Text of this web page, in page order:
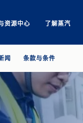
资源中心 了解蒸汽
闻 条款与条件